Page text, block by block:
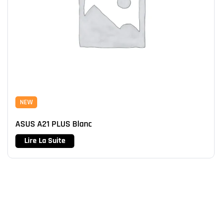
NEW
ASUS A21 PLUS Blanc
Lire La Suite